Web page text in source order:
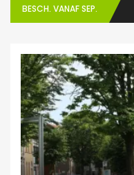
BESCH. VANAF SEP.